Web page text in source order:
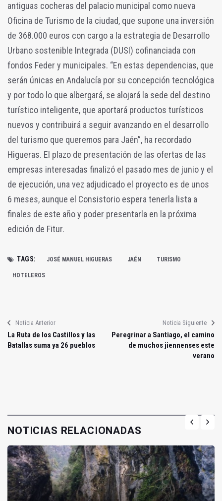
antiguas cocheras del palacio municipal como nueva
Oficina de Turismo de la ciudad, que supone una inversión
de 368.000 euros con cargo a la estrategia de Desarrollo
Urbano sostenible Integrada (DUSI) cofinanciada con
fondos Feder y municipales. “En estas dependencias, que
serán únicas en Andalucía por su concepción tecnológica
y por todo lo que albergará, se alojará la sede del destino
turístico inteligente, que aportará productos turísticos
nuevos y contribuirá a seguir avanzando en el desarrollo
del turismo que queremos para Jaén”, ha recordado
Higueras. El plazo de presentación de las ofertas de las
empresas interesadas finalizó el pasado mes de junio y el
de ejecución, una vez adjudicado el proyecto es de unos
6 meses, aunque el Consistorio espera tenerla lista a
finales de este año y poder presentarla en la próxima
edición de Fitur.
TAGS: JOSÉ MANUEL HIGUERAS JAÉN TURISMO
HOTELEROS
Noticia Anterior
La Ruta de los Castillos y las
Batallas suma ya 26 pueblos
Noticia Siguiente
Peregrinar a Santiago, el camino
de muchos jiennenses este
verano
NOTICIAS RELACIONADAS